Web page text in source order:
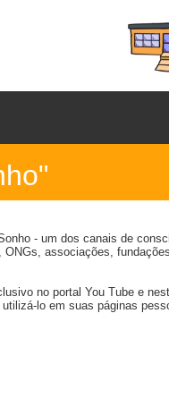
- um dos canais de
associações,
no portal You Tube e
lo em suas páginas